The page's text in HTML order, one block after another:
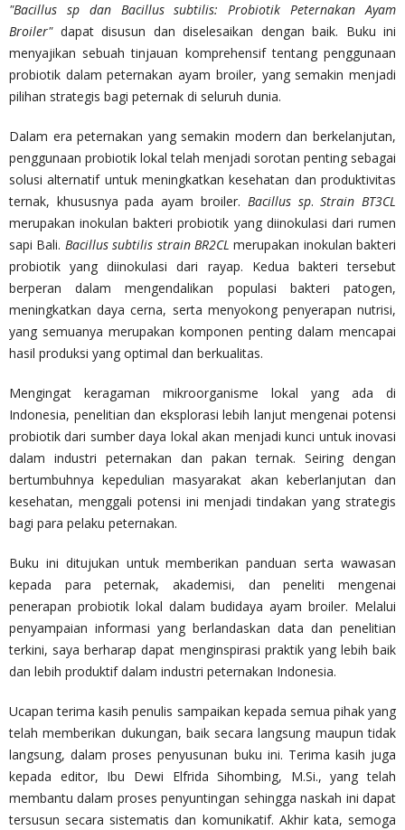
"Bacillus sp dan Bacillus subtilis: Probiotik Peternakan Ayam
Broiler" dapat disusun dan diselesaikan dengan baik. Buku ini
menyajikan sebuah tinjauan komprehensif tentang penggunaan
probiotik dalam peternakan ayam broiler, yang semakin menjadi
pilihan strategis bagi peternak di seluruh dunia.
Dalam era peternakan yang semakin modern dan berkelanjutan,
penggunaan probiotik lokal telah menjadi sorotan penting sebagai
solusi alternatif untuk meningkatkan kesehatan dan produktivitas
ternak, khususnya pada ayam broiler. Bacillus sp.Strain BT3CL
merupakan inokulan bakteri probiotik yang diinokulasi dari rumen
sapi Bali. Bacillus subtilis strain BR2CLmerupakan inokulan bakteri
probiotik yang diinokulasi dari rayap. Kedua bakteri tersebut
berperan dalam mengendalikan populasi bakteri patogen,
meningkatkan daya cerna, serta menyokong penyerapan nutrisi,
yang semuanya merupakan komponen penting dalam mencapai
hasil produksi yang optimal dan berkualitas.
Mengingat keragaman mikroorganisme lokal yang ada di
Indonesia, penelitian dan eksplorasi lebih lanjut mengenai potensi
probiotik dari sumber daya lokal akan menjadi kunci untuk inovasi
dalam industri peternakan dan pakan ternak. Seiring dengan
bertumbuhnya kepedulian masyarakat akan keberlanjutan dan
kesehatan, menggali potensi ini menjadi tindakan yang strategis
bagi para pelaku peternakan.
Buku ini ditujukan untuk memberikan panduan serta wawasan
kepada para peternak, akademisi, dan peneliti mengenai
penerapan probiotik lokal dalam budidaya ayam broiler. Melalui
penyampaian informasi yang berlandaskan data dan penelitian
terkini, saya berharap dapat menginspirasi praktik yang lebih baik
dan lebih produktif dalam industri peternakan Indonesia.
Ucapan terima kasih penulis sampaikan kepada semua pihak yang
telah memberikan dukungan, baik secara langsung maupun tidak
langsung, dalam proses penyusunan buku ini. Terima kasih juga
kepada editor, Ibu Dewi Elfrida Sihombing, M.Si., yang telah
membantu dalam proses penyuntingan sehingga naskah ini dapat
tersusun secara sistematis dan komunikatif. Akhir kata, semoga